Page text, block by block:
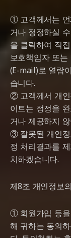
① 고객께서는 언
거나 정정하실
을 클릭하여 직
보호책임자 또
(E-mail)로 열람
습니다.
② 고객께서 개인
이트는 정정을
거나 제공하지
③ 잘못된 개인정
정 처리결과를
치하겠습니다.
제8조 개인정보
① 회원가입 등을
해 귀하는 동의